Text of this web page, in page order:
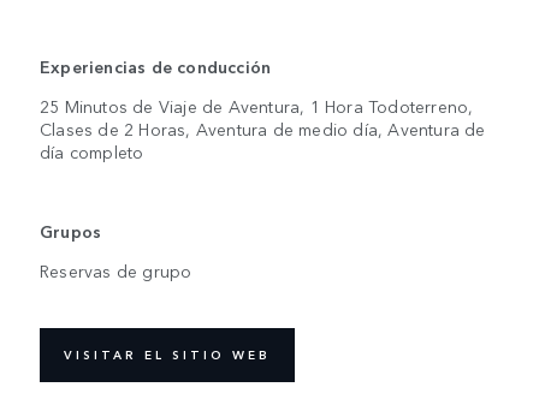
Experiencias de conducción
25 Minutos de Viaje de Aventura, 1 Hora Todoterreno,
Clases de 2 Horas, Aventura de medio día, Aventura de
día completo
Grupos
Reservas de grupo
VISITAR EL SITIO WEB